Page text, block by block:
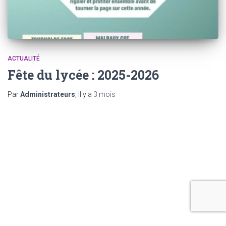
ACTUALITÉ
Fête du lycée : 2025-2026
ParAdministrateurs , il y a 3 mois